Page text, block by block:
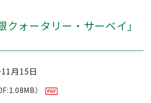
クォータリー・サーベイ」
月15日
）